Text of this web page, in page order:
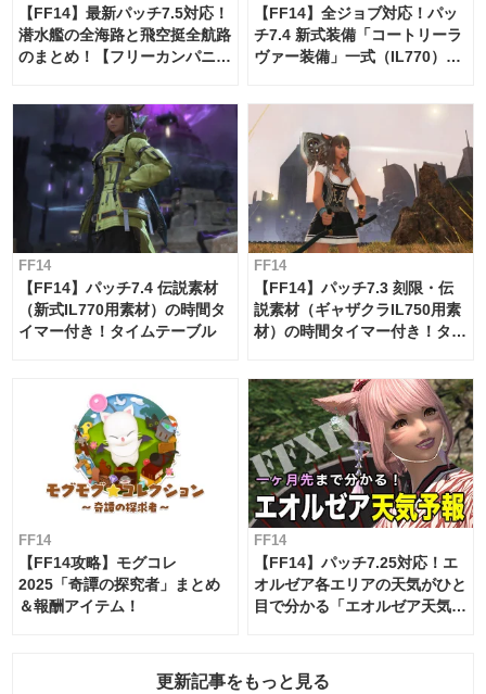
【FF14】最新パッチ7.5対応！
潜水艦の全海路と飛空挺全航路
のまとめ！【フリーカンパニ
【FF14】全ジョブ対応！パッ
チ7.4 新式装備「コートリーラ
ヴァー装備」一式（IL770）の
FF14
【FF14】パッチ7.4 伝説素材
（新式IL770用素材）の時間タ
イマー付き！タイムテーブル
FF14
【FF14】パッチ7.3 刻限・伝
説素材（ギャザクラIL750用素
材）の時間タイマー付き！タイ
FF14
【FF14攻略】モグコレ
2025「奇譚の探究者」まとめ
＆報酬アイテム！
FF14
【FF14】パッチ7.25対応！エ
オルゼア各エリアの天気がひと
目で分かる「エオルゼア天気予
更新記事をもっと見る